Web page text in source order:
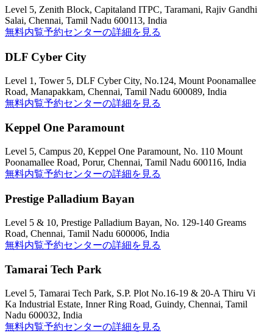
Level 5, Zenith Block, Capitaland ITPC, Taramani, Rajiv Gandhi
Salai, Chennai, Tamil Nadu 600113, India
無料内覧予約センターの詳細を見る
DLF Cyber City
Level 1, Tower 5, DLF Cyber City, No.124, Mount Poonamallee
Road, Manapakkam, Chennai, Tamil Nadu 600089, India
無料内覧予約センターの詳細を見る
Keppel One Paramount
Level 5, Campus 20, Keppel One Paramount, No. 110 Mount
Poonamallee Road, Porur, Chennai, Tamil Nadu 600116, India
無料内覧予約センターの詳細を見る
Prestige Palladium Bayan
Level 5 & 10, Prestige Palladium Bayan, No. 129-140 Greams
Road, Chennai, Tamil Nadu 600006, India
無料内覧予約センターの詳細を見る
Tamarai Tech Park
Level 5, Tamarai Tech Park, S.P. Plot No.16-19 & 20-A Thiru Vi
Ka Industrial Estate, Inner Ring Road, Guindy, Chennai, Tamil
Nadu 600032, India
無料内覧予約センターの詳細を見る